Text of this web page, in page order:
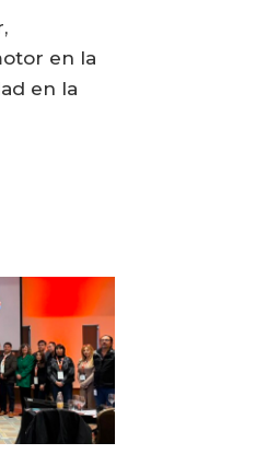
en la
en la